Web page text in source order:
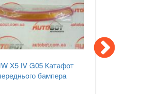
X5 IV G05 Катафот
бампера